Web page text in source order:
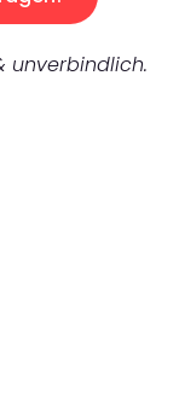
unverbindlich.